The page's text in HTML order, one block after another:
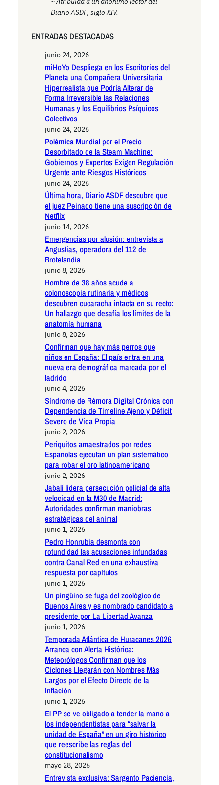
Diario ASDF, siglo XIV.
ENTRADAS DESTACADAS
junio 24, 2026
miHoYo Despliega en los Escritorios del
Planeta una Compañera Universitaria
Hiperrealista que Podría Alterar de
Forma Irreversible las Relaciones
Humanas y los Equilibrios Psíquicos
Colectivos
junio 24, 2026
Polémica Mundial por el Precio
Desorbitado de la Steam Machine:
Gobiernos y Expertos Exigen Regulación
Urgente ante Riesgos Históricos
junio 24, 2026
Última hora, Diario ASDF descubre que
el juez Peinado tiene una suscripción de
Netflix
junio 14, 2026
Emergencias por alusión: entrevista a
Angustias, operadora del 112 de
Brotelandia
junio 8, 2026
Hombre de 38 años acude a
colonoscopia rutinaria y médicos
descubren cucaracha intacta en su recto:
Un hallazgo que desafía los límites de la
anatomía humana
junio 8, 2026
Confirman que hay más perros que
niños en España: El país entra en una
nueva era demográfica marcada por el
ladrido
junio 4, 2026
Síndrome de Rémora Digital Crónica con
Dependencia de Timeline Ajeno y Déficit
Severo de Vida Propia
junio 2, 2026
Periquitos amaestrados por redes
Españolas ejecutan un plan sistemático
para robar el oro latinoamericano
junio 2, 2026
Jabalí lidera persecución policial de alta
velocidad en la M30 de Madrid:
Autoridades confirman maniobras
estratégicas del animal
junio 1, 2026
Pedro Honrubia desmonta con
rotundidad las acusaciones infundadas
contra Canal Red en una exhaustiva
respuesta por capítulos
junio 1, 2026
Un pingüino se fuga del zoológico de
Buenos Aires y es nombrado candidato a
presidente por La Libertad Avanza
junio 1, 2026
Temporada Atlántica de Huracanes 2026
Arranca con Alerta Histórica:
Meteorólogos Confirman que los
Ciclones Llegarán con Nombres Más
Largos por el Efecto Directo de la
Inflación
junio 1, 2026
El PP se ve obligado a tender la mano a
los independentistas para “salvar la
unidad de España” en un giro histórico
que reescribe las reglas del
constitucionalismo
mayo 28, 2026
Entrevista exclusiva: Sargento Paciencia,